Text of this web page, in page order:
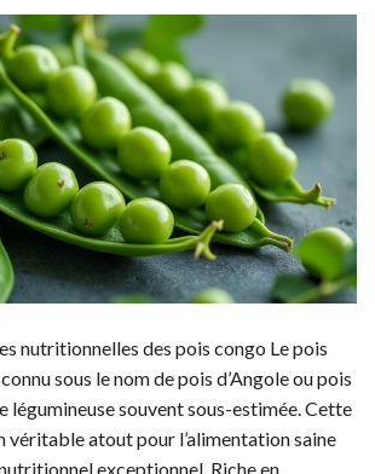
nutritionnelles des pois congo Le pois
sous le nom de pois d’Angole ou pois
légumineuse souvent sous-estimée. Cette
véritable atout pour l’alimentation saine
exceptionnel. Riche en